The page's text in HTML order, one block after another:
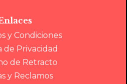
y Condiciones
de Privacidad
de Retracto
y Reclamos